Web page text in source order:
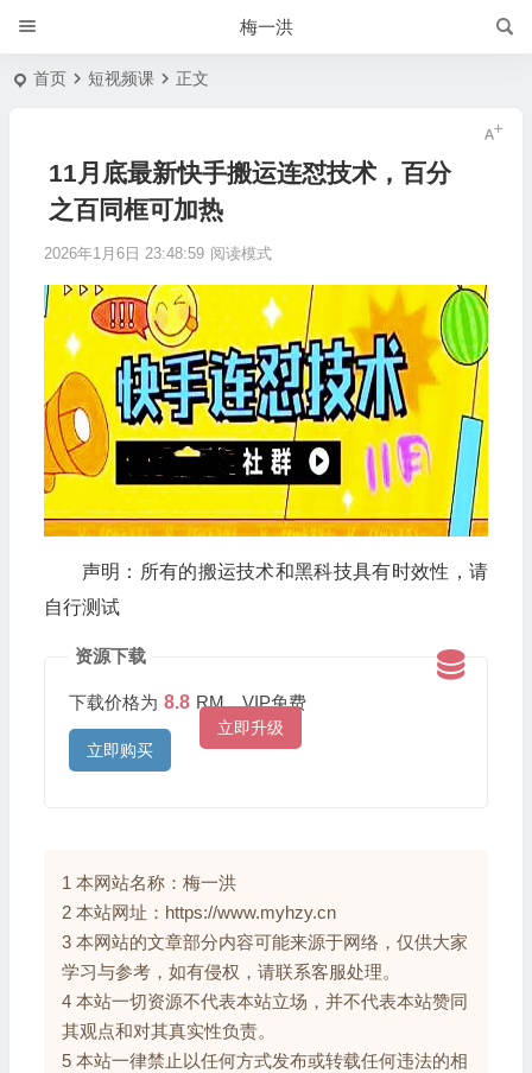
梅一洪
首页 短视频课 正文
11月底最新快手搬运连怼技术，百分
之百同框可加热
2026年1月6日 23:48:59 阅读模式
声明：所有的搬运技术和黑科技具有时效性，请
自行测试
资源下载
下载价格为 8.8 RM，VIP免费
立即升级
立即购买
1 本网站名称：梅一洪
2 本站网址：https://www.myhzy.cn
3 本网站的文章部分内容可能来源于网络，仅供大家
学习与参考，如有侵权，请联系客服处理。
4 本站一切资源不代表本站立场，并不代表本站赞同
其观点和对其真实性负责。
5 本站一律禁止以任何方式发布或转载任何违法的相